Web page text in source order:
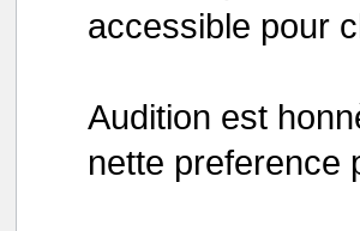
accessible pour
Audition est
nette preference